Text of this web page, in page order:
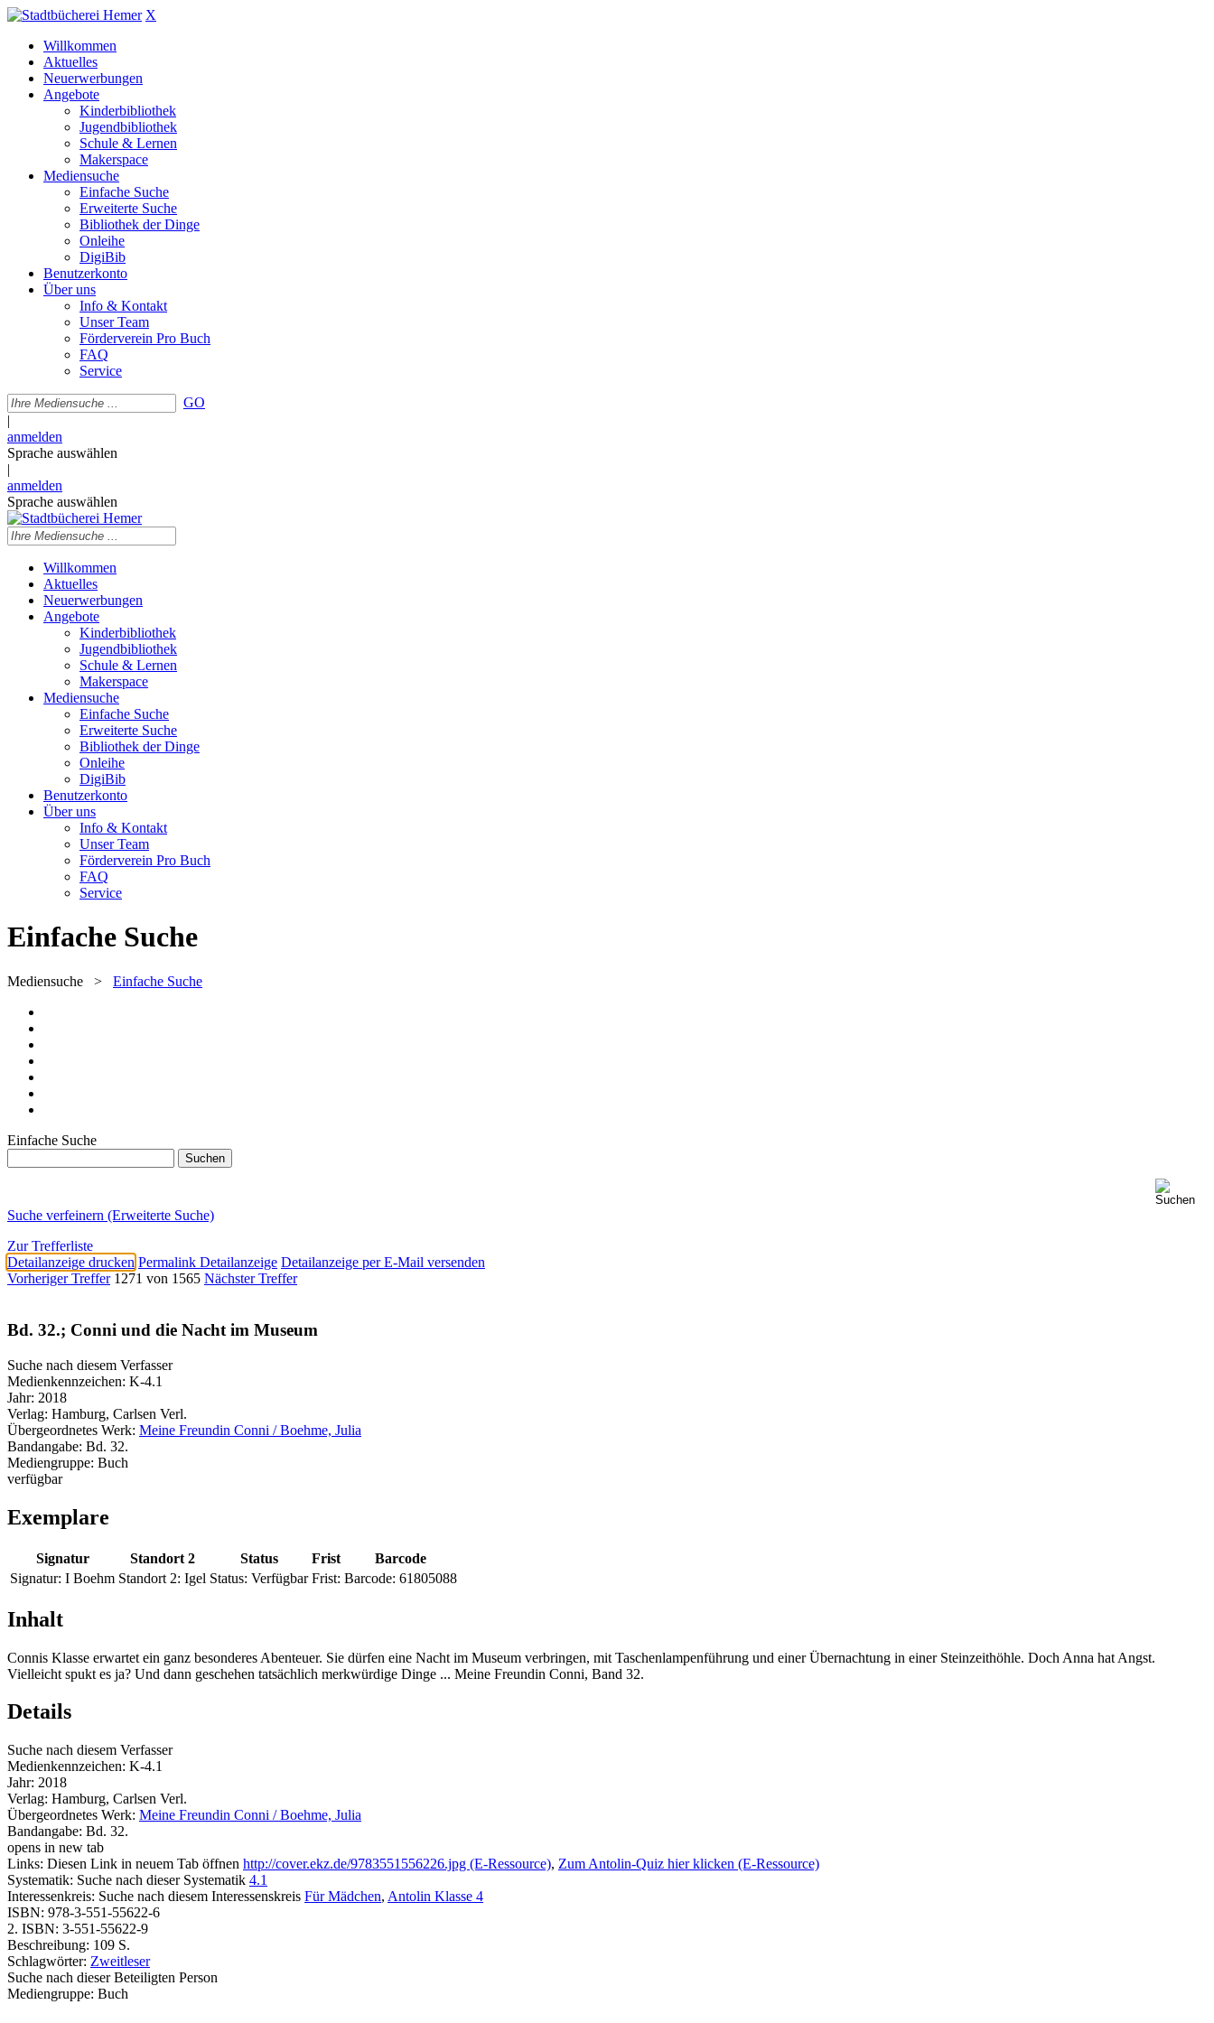
X
Willkommen
Aktuelles
Neuerwerbungen
Angebote
Kinderbibliothek
Jugendbibliothek
Schule & Lernen
Makerspace
Mediensuche
Einfache Suche
Erweiterte Suche
Bibliothek der Dinge
Onleihe
DigiBib
Benutzerkonto
Über uns
Info & Kontakt
Unser Team
Förderverein Pro Buch
FAQ
Service
GO
|
anmelden
Sprache auswählen
|
anmelden
Sprache auswählen
Willkommen
Aktuelles
Neuerwerbungen
Angebote
Kinderbibliothek
Jugendbibliothek
Schule & Lernen
Makerspace
Mediensuche
Einfache Suche
Erweiterte Suche
Bibliothek der Dinge
Onleihe
DigiBib
Benutzerkonto
Über uns
Info & Kontakt
Unser Team
Förderverein Pro Buch
FAQ
Service
Einfache Suche
Mediensuche > Einfache Suche
Einfache Suche
Suche verfeinern (Erweiterte Suche)
Zur Trefferliste
Detailanzeige drucken Permalink Detailanzeige Detailanzeige per E-Mail versenden
Vorheriger Treffer 1271 von 1565 Nächster Treffer
Bd. 32.; Conni und die Nacht im Museum
Suche nach diesem Verfasser
Medienkennzeichen: K-4.1
Jahr: 2018
Verlag: Hamburg, Carlsen Verl.
Übergeordnetes Werk: Meine Freundin Conni / Boehme, Julia
Bandangabe: Bd. 32.
Mediengruppe: Buch
verfügbar
Exemplare
Signatur Standort 2 Status Frist
Barcode
Signatur: I Boehm Standort 2: Igel Status: Verfügbar Frist: Barcode: 61805088
Inhalt
Connis Klasse erwartet ein ganz besonderes Abenteuer. Sie dürfen eine Nacht im Museum verbringen, mit Taschenlampenführung und einer Übernachtung in einer Steinzeithöhle. Doch Anna hat Angst.
Vielleicht spukt es ja? Und dann geschehen tatsächlich merkwürdige Dinge ... Meine Freundin Conni, Band 32.
Details
Suche nach diesem Verfasser
Medienkennzeichen: K-4.1
Jahr: 2018
Verlag: Hamburg, Carlsen Verl.
Übergeordnetes Werk: Meine Freundin Conni / Boehme, Julia
Bandangabe: Bd. 32.
opens in new tab
Links: Diesen Link in neuem Tab öffnen http://cover.ekz.de/9783551556226.jpg (E-Ressource), Zum Antolin-Quiz hier klicken (E-Ressource)
Systematik: Suche nach dieser Systematik 4.1
Interessenkreis: Suche nach diesem Interessenskreis Für Mädchen, Antolin Klasse 4
ISBN: 978-3-551-55622-6
2. ISBN: 3-551-55622-9
Beschreibung: 109 S.
Schlagwörter: Zweitleser
Suche nach dieser Beteiligten Person
Mediengruppe: Buch